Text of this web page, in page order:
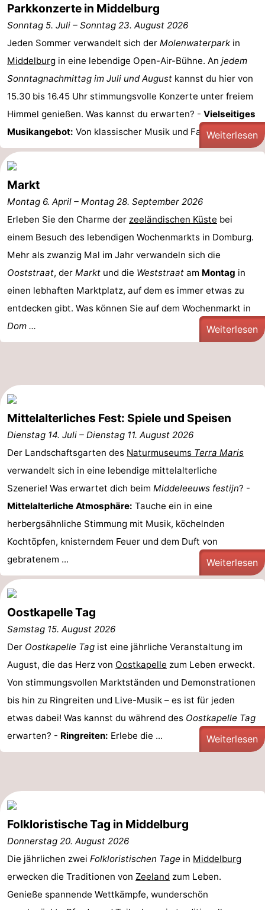
und
Veranstaltungen
Praktisch
Route
-
Parken
Reisebuchshop
Medizin
Adressen
Region
Zeeland
Schouwen-
Duiveland
-
Bruinisse
-
Zierikzee
Natur
-
Haamstede
Natur
van
Schouwen
Walcheren
Veere
-
Natur
Oranjezon
-
Oostkapelle
-
de
Westkapelle
-
Natur
-
Middelburg
Zeeuws-
Vlaanderen
-
Nieuwvliet
-
Sluis
-
Cadzand
Parkkonzerte in Middelburg
Sonntag 5. Juli – Sonntag 23. August 2026
Jeden Sommer verwandelt sich der Molenwaterpark in
Middelburg in eine lebendige Open-Air-Bühne. An jedem
Sonntagnachmittag im Juli und August kannst du hier von
15.30 bis 16.45 Uhr stimmungsvolle Konzerte unter freiem
Himmel genießen. Was kannst du erwarten? - Vielseitiges
Musikangebot: Von klassischer Musik und Fado ...Weiterlesen
Markt
Montag 6. April – Montag 28. September 2026
Erleben Sie den Charme der zeeländischen Küste bei
einem Besuch des lebendigen Wochenmarkts in Domburg.
Mehr als zwanzig Mal im Jahr verwandeln sich die
Ooststraat, der Markt und die Weststraat am Montag in
einen lebhaften Marktplatz, auf dem es immer etwas zu
entdecken gibt. Was können Sie auf dem Wochenmarkt in
Dom ...
Weiterlesen
Mittelalterliches Fest: Spiele und Speisen
Dienstag 14. Juli – Dienstag 11. August 2026
Der Landschaftsgarten des Naturmuseums Terra Maris
verwandelt sich in eine lebendige mittelalterliche
Szenerie! Was erwartet dich beim Middeleeuws festijn? -
Mittelalterliche Atmosphäre: Tauche ein in eine
herbergsähnliche Stimmung mit Musik, köchelnden
Kochtöpfen, knisterndem Feuer und dem Duft von
gebratenem ...
Weiterlesen
Oostkapelle Tag
Samstag 15. August 2026
Der Oostkapelle Tag ist eine jährliche Veranstaltung im
August, die das Herz von Oostkapelle zum Leben erweckt.
Von stimmungsvollen Marktständen und Demonstrationen
bis hin zu Ringreiten und Live-Musik – es ist für jeden
etwas dabei! Was kannst du während des Oostkapelle Tag
erwarten? - Ringreiten: Erlebe die ... Weiterlesen
Folkloristische Tag in Middelburg
Donnerstag 20. August 2026
Die jährlichen zwei Folkloristischen Tage in Middelburg
erwecken die Traditionen von Zeeland zum Leben.
Genieße spannende Wettkämpfe, wunderschön